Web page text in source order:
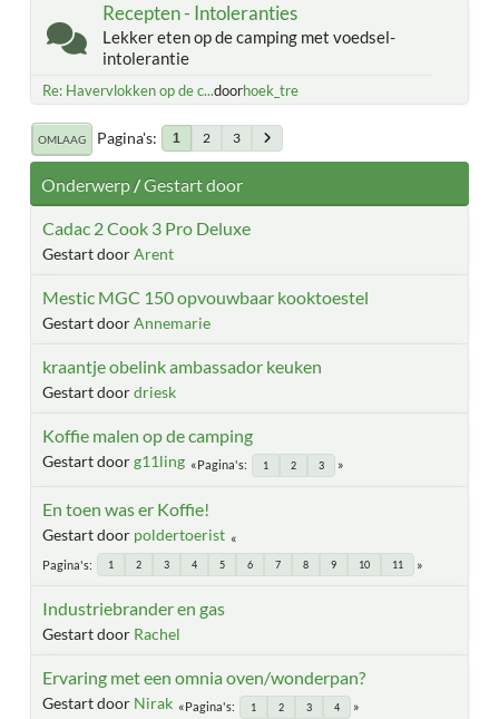
Recepten - Intoleranties
Lekker eten op de camping met voedsel-
intolerantie
Re: Havervlokken op de c...doorhoek_tre
OMLAAG Pagina's 1 2 3
Onderwerp/Gestart door
Cadac 2 Cook 3 Pro Deluxe
Gestart doorArent
Mestic MGC 150 opvouwbaar kooktoestel
Gestart doorAnnemarie
kraantje obelink ambassador keuken
Gestart doordriesk
Koffie malen op de camping
Gestart doorg11ling Pagina's 1 2 3
En toen was er Koffie!
Gestart door poldertoerist
Pagina's 1 2 3 4 5 6 7 8 9 10 11
Industriebrander en gas
Gestart door Rachel
Ervaring met een omnia oven/wonderpan?
Gestart door Nirak Pagina's 1 2 3 4